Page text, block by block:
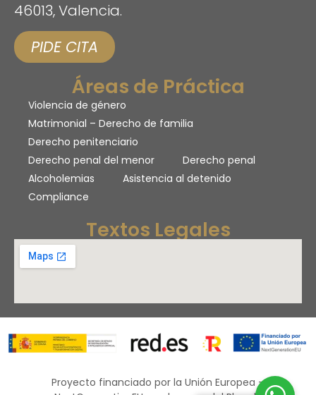
46013, Valencia.
PIDE CITA
Áreas de Práctica
Violencia de género
Matrimonial – Derecho de familia
Derecho penitenciario
Derecho penal del menor
Derecho penal
Alcoholemias
Asistencia al detenido
Compliance
Textos Legales
Proyecto financiado por la Unión Europea –